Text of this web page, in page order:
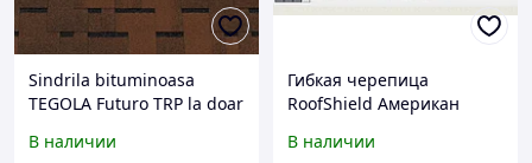
Sindrila bituminoasa
TEGOLA Futuro TRP la doar
В наличии
Гибкая черепица
RoofShield Американ
В наличии